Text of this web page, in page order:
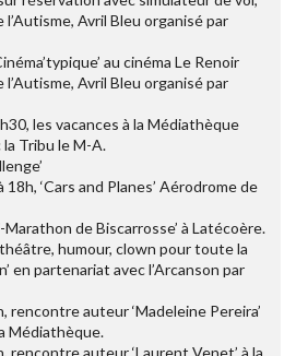
Avril Bleu organisé par
au cinéma Le Renoir
Avril Bleu organisé par
les vacances à la Médiathèque
la Tribu le M-A.
18h, ‘Cars and Planes’ Aérodrome de
Marathon de Biscarrosse’ à Latécoère.
humour, clown pour toute la
en partenariat avec l’Arcanson par
rencontre auteur ‘Madeleine Pereira’
Médiathèque.